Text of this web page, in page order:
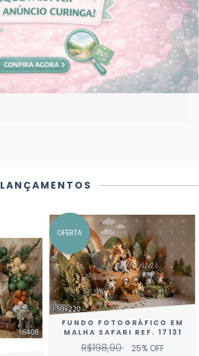
LANÇAMENTOS
OFERTA
FUNDO FOTOGRÁFICO EM
MALHA SAFARI REF. 17131
R$198,90 25% OFF